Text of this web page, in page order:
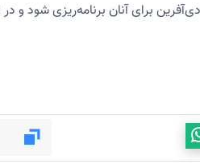
برای آنان برنامه‌ریزی شود و